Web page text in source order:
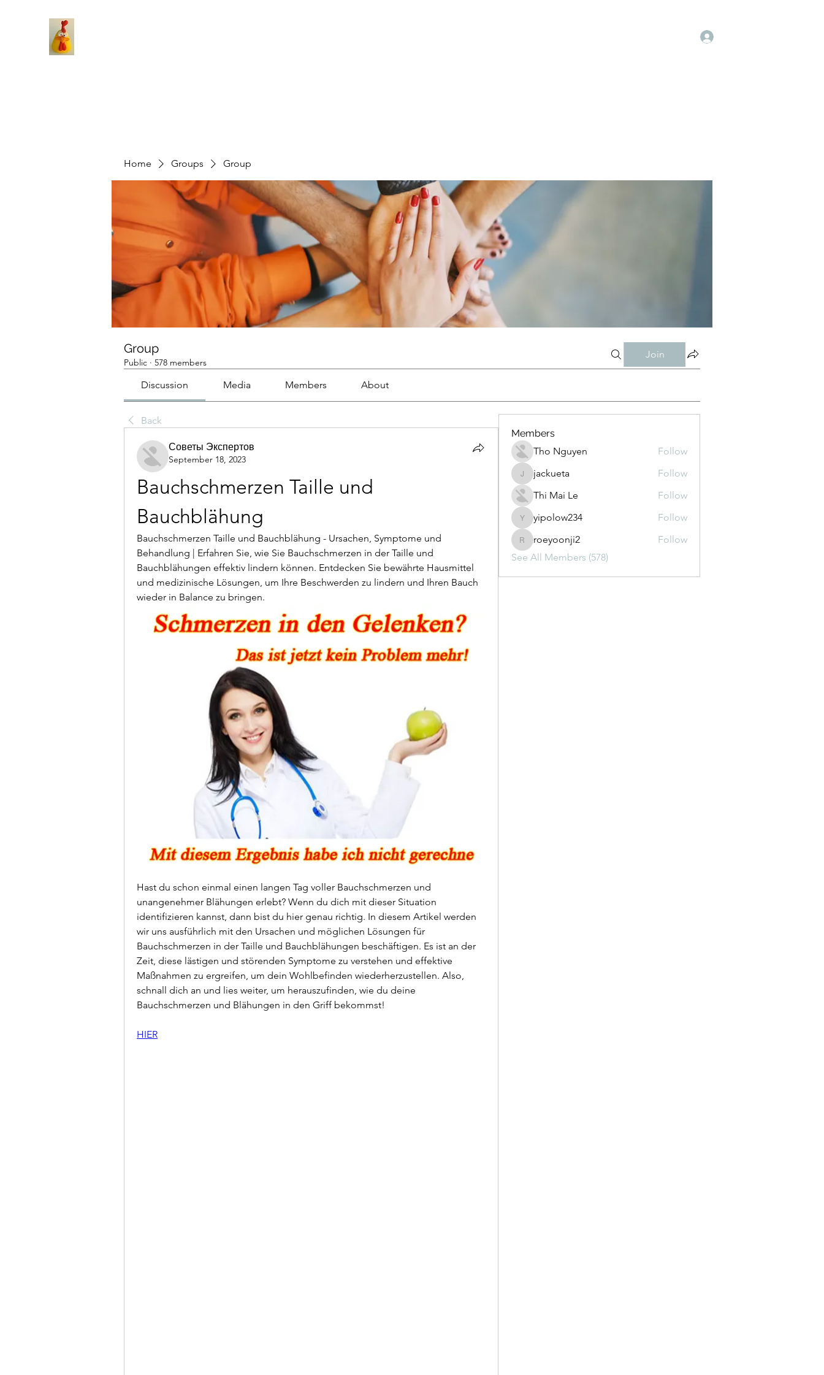
Home Groups Group
Group
Public · 578 members
Join
Discussion Media Members About
Back
Советы Экспертов
September 18, 2023
Bauchschmerzen Taille und
Bauchblähung
Bauchschmerzen Taille und Bauchblähung - Ursachen, Symptome und
Behandlung | Erfahren Sie, wie Sie Bauchschmerzen in der Taille und
Bauchblähungen effektiv lindern können. Entdecken Sie bewährte Hausmittel
und medizinische Lösungen, um Ihre Beschwerden zu lindern und Ihren Bauch
wieder in Balance zu bringen.
Hast du schon einmal einen langen Tag voller Bauchschmerzen und
unangenehmer Blähungen erlebt? Wenn du dich mit dieser Situation
identifizieren kannst, dann bist du hier genau richtig. In diesem Artikel werden
wir uns ausführlich mit den Ursachen und möglichen Lösungen für
Bauchschmerzen in der Taille und Bauchblähungen beschäftigen. Es ist an der
Zeit, diese lästigen und störenden Symptome zu verstehen und effektive
Maßnahmen zu ergreifen, um dein Wohlbefinden wiederherzustellen. Also,
schnall dich an und lies weiter, um herauszufinden, wie du deine
Bauchschmerzen und Blähungen in den Griff bekommst!
HIER
Members
Tho Nguyen
Follow
jackueta
jackueta
Follow
Thi Mai Le
Follow
yipolow234
yipolow234 Follow
roeyoonji2
roeyoonji2
Follow
See All Members (578)